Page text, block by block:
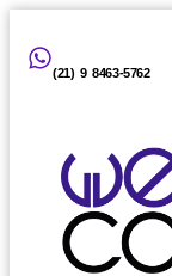
(21) 9 8463-5762